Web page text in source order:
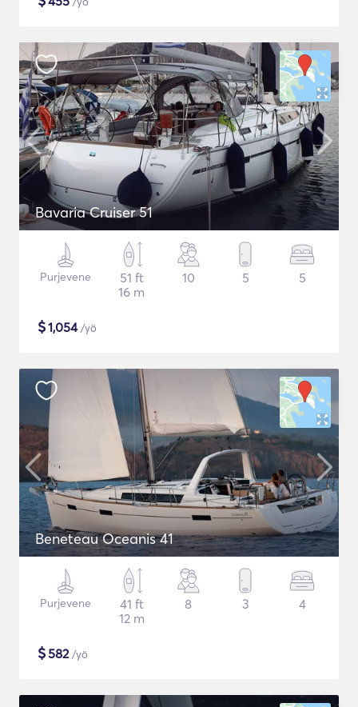
Bavaria Cruiser 51
Purjevene
51 ft
16 m
10 5 5
$1,054/yö
Beneteau Oceanis 41
Purjevene
41 ft
12 m
8 3 4
$582/yö